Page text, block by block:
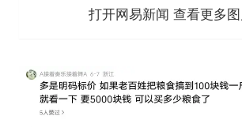
打开网易新闻 查看更多